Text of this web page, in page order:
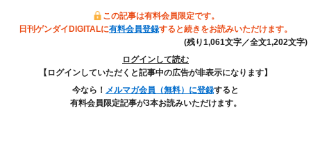
この記事は有料会員限定です。
日刊ゲンダイDIGITALに有料会員登録すると続きをお読みいただけます。
(残り1,061文字／全文1,202文字)
ログインして読む
【ログインしていただくと記事中の広告が非表示になります】
今なら！ メルマガ会員（無料）に登録すると
有料会員限定記事が3本お読みいただけます。